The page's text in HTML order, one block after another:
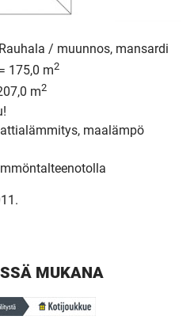
/ muunnos, mansardi
175,0 m2
m2
maalämpö
MUKANA